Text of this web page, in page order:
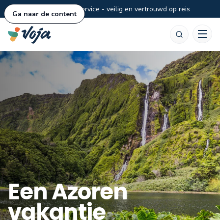
Ga naar de content
Persoonlijke service - veilig en vertrouwd op reis
Een Azoren
vakantie
Zoeken